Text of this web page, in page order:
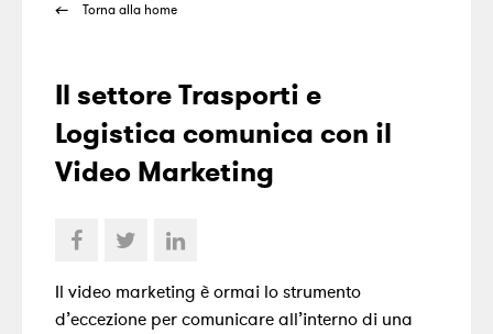
Torna alla home
Il settore Trasporti e
Logistica comunica con il
Video Marketing
Il video marketing è ormai lo strumento
d’eccezione per comunicare all’interno di una